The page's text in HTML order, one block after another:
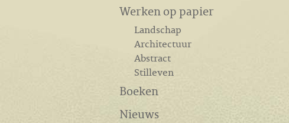
Werken op papier
Landschap
Architectuur
Abstract
Stilleven
Boeken
Nieuws